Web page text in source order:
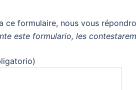
ce formulaire, nous vous
este formulario, les